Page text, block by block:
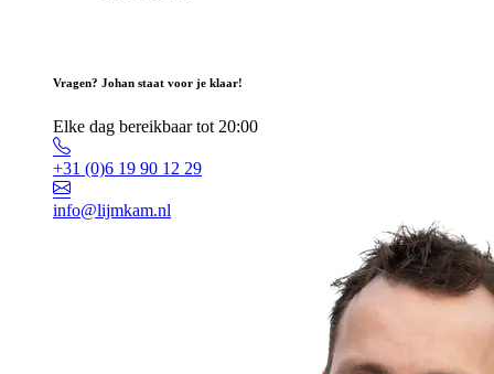
Vragen? Johan staat voor je klaar!
Elke dag bereikbaar tot 20:00
+31 (0)6 19 90 12 29
info@lijmkam.nl